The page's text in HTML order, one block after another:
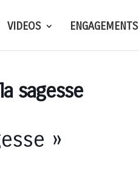
VIDEOS ENGAGEMENTS
sagesse
»